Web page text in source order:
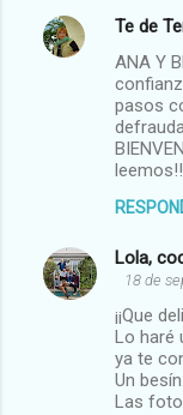
Te de
ANA Y
pasos
Lola,
18 de
¡¡Que
Lo haré
ya te
Un besín.
Las